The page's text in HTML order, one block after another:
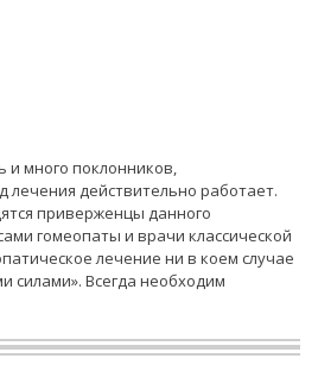
и много поклонников,
действительно работает.
приверженцы данного
гомеопаты и врачи классической
лечение ни в коем случае
силами». Всегда необходим